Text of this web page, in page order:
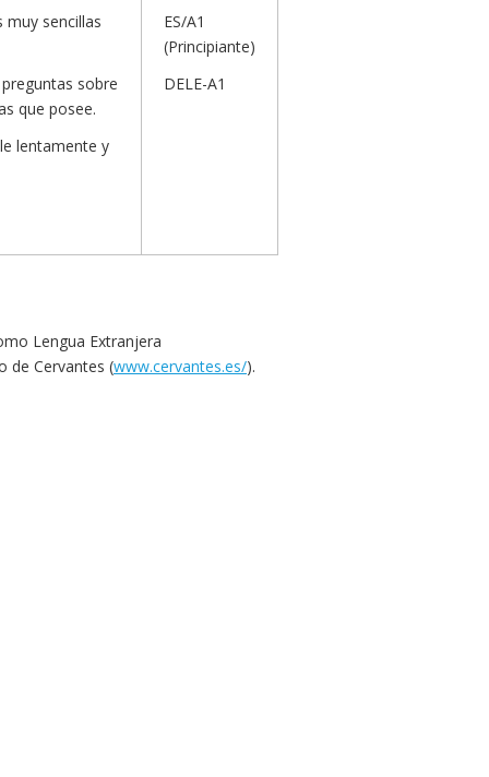
sencillas
sobre
que posee.
lentamente y
ES/A1
(Principiante)
DELE-A1
Lengua Extranjera
de Cervantes (www.cervantes.es/).